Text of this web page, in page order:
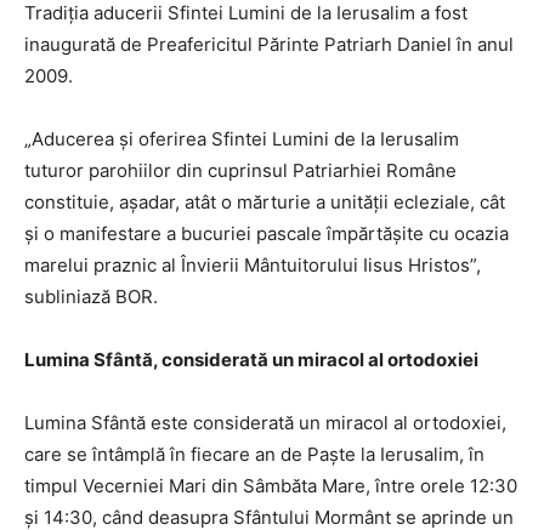
Tradiţia aducerii Sfintei Lumini de la Ierusalim a fost
inaugurată de Preafericitul Părinte Patriarh Daniel în anul
2009.
„Aducerea şi oferirea Sfintei Lumini de la Ierusalim
tuturor parohiilor din cuprinsul Patriarhiei Române
constituie, aşadar, atât o mărturie a unităţii ecleziale, cât
şi o manifestare a bucuriei pascale împărtăşite cu ocazia
marelui praznic al Învierii Mântuitorului Iisus Hristos”,
subliniază BOR.
Lumina Sfântă, considerată un miracol al ortodoxiei
Lumina Sfântă este considerată un miracol al ortodoxiei,
care se întâmplă în fiecare an de Paşte la Ierusalim, în
timpul Vecerniei Mari din Sâmbăta Mare, între orele 12:30
şi 14:30, când deasupra Sfântului Mormânt se aprinde un